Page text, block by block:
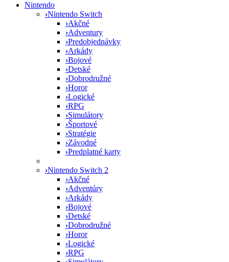
Nintendo
›Nintendo Switch
›Akčné
›Adventury
›Predobjednávky
›Arkády
›Bojové
›Detské
›Dobrodružné
›Horor
›Logické
›RPG
›Simulátory
›Športové
›Stratégie
›Závodné
›Predplatné karty
›Nintendo Switch 2
›Akčné
›Adventúry
›Arkády
›Bojové
›Detské
›Dobrodružné
›Horor
›Logické
›RPG